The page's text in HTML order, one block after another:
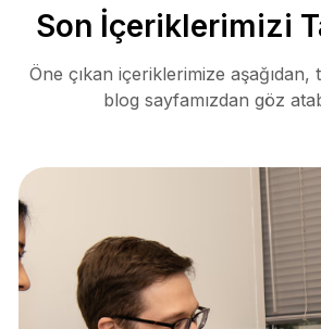
Son İçeriklerimizi
Öne çıkan içeriklerimize
blog sayfamızdan göz